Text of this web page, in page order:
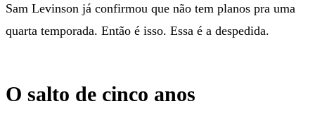
Sam Levinson já confirmou que não tem planos pra uma
quarta temporada. Então é isso. Essa é a despedida.
O salto de cinco anos